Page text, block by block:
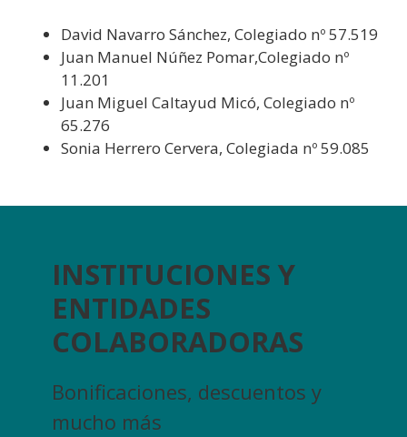
David Navarro Sánchez, Colegiado nº 57.519
Juan Manuel Núñez Pomar,Colegiado nº
11.201
Juan Miguel Caltayud Micó, Colegiado nº
65.276
Sonia Herrero Cervera, Colegiada nº 59.085
INSTITUCIONES Y
ENTIDADES
COLABORADORAS
Bonificaciones, descuentos y
mucho más